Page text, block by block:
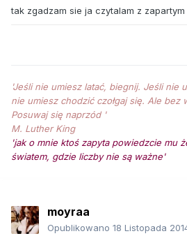
tak zgadzam sie ja czytalam z zapartym
'Jeśli nie umiesz latać, biegnij. Jeśli nie
nie umiesz chodzić czołgaj się. Ale bez
Posuwaj się naprzód '
M. Luther King
'jak o mnie ktoś zapyta powiedzcie mu
światem, gdzie liczby nie są ważne'
moyraa
Opublikowano 18 Listopada